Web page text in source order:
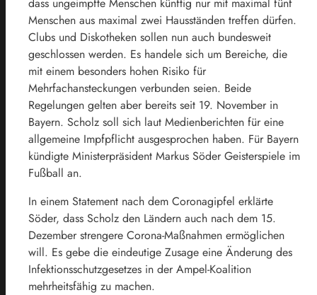
Menschen aus maximal zwei Hausständen treffen dürfen.
Clubs und Diskotheken sollen nun auch bundesweit
geschlossen werden. Es handele sich um Bereiche, die
mit einem besonders hohen Risiko für
Mehrfachansteckungen verbunden seien. Beide
Regelungen gelten aber bereits seit 19. November in
Bayern. Scholz soll sich laut Medienberichten für eine
allgemeine Impfpflicht ausgesprochen haben. Für Bayern
kündigte Ministerpräsident Markus Söder Geisterspiele im
Fußball an.
In einem Statement nach dem Coronagipfel erklärte
Söder, dass Scholz den Ländern auch nach dem 15.
Dezember strengere Corona-Maßnahmen ermöglichen
will. Es gebe die eindeutige Zusage eine Änderung des
Infektionsschutzgesetzes in der Ampel-Koalition
mehrheitsfähig zu machen.